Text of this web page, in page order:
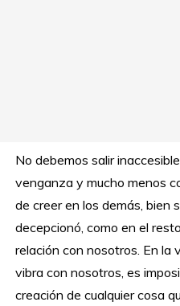
No debemos salir
venganza y mucho menos
de creer en los demás, bien
decepcionó, como en el
relación con nosotros. En la
vibra con nosotros, es
creación de cualquier cosa